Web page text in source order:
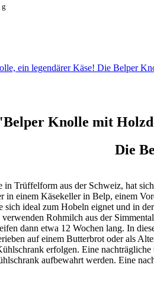
g
ein legendärer Käse! Die Belper
Knolle mit
Die
Trüffelform aus der Schweiz, hat
in einem Käsekeller in Belp, einem
sich ideal zum Hobeln eignet und in
Rohmilch aus der
dann etwa 12 Wochen lang. In
auf einem Butterbrot oder als
erfolgen. Eine
aufbewahrt werden. Eine